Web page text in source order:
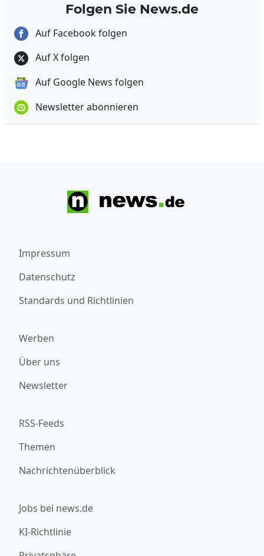
Folgen Sie News.de
Auf Facebook folgen
Auf X folgen
Auf Google News folgen
Newsletter abonnieren
Impressum
Datenschutz
Standards und Richtlinien
Werben
Über uns
Newsletter
RSS-Feeds
Themen
Nachrichtenüberblick
Jobs bei news.de
KI-Richtlinie